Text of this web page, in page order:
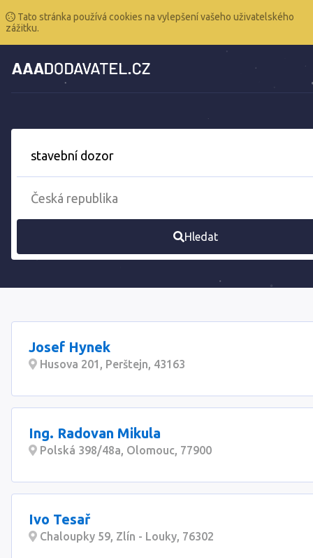
Tato stránka používá cookies na vylepšení vašeho uživatelského
zážitku.
Hledat
Josef Hynek
Husova 201, Perštejn, 43163
Ing. Radovan Mikula
Polská 398/48a, Olomouc, 77900
Ivo Tesař
Chaloupky 59, Zlín - Louky, 76302